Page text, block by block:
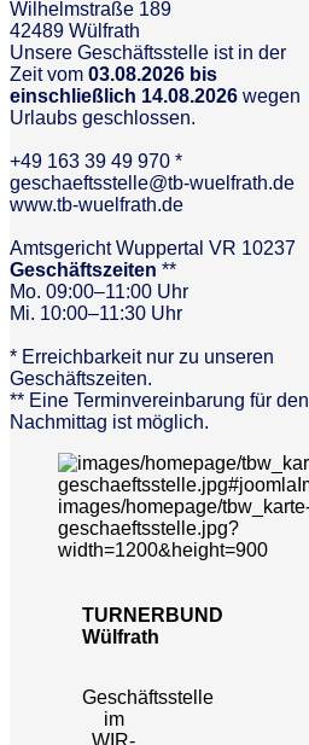
Wilhelmstraße 189
42489 Wülfrath
Unsere Geschäftsstelle ist in der
Zeit vom 03.08.2026 bis
einschließlich 14.08.2026 wegen
Urlaubs geschlossen.
+49 163 39 49 970 *
geschaeftsstelle@tb-wuelfrath.de
www.tb-wuelfrath.de
Amtsgericht Wuppertal VR 10237
Geschäftszeiten **
Mo. 09:00–11:00 Uhr
Mi. 10:00–11:30 Uhr
* Erreichbarkeit nur zu unseren
Geschäftszeiten.
** Eine Terminvereinbarung für den
Nachmittag ist möglich.
TURNERBUND
Wülfrath
Geschäftsstelle
im
WIR-